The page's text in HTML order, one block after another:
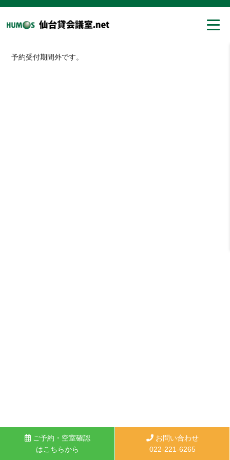
ご予約・空室確認
はこちらから
お問い合わせ
022-221-6265
予約受付期間外です。